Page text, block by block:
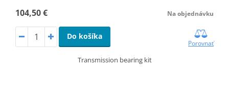
104,50 € Na objednávku
Do košíka
Porovnať
Transmission bearing kit